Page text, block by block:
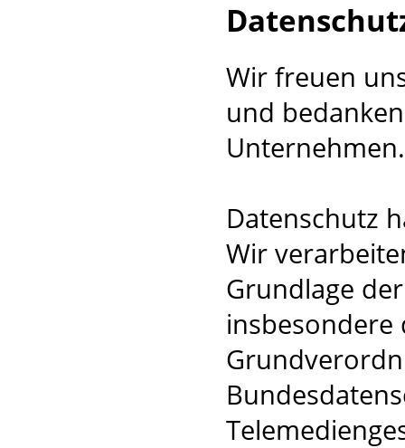
Wir freuen
und
Unternehmen.
Datenschutz
Wir
Grundlage
insbesondere